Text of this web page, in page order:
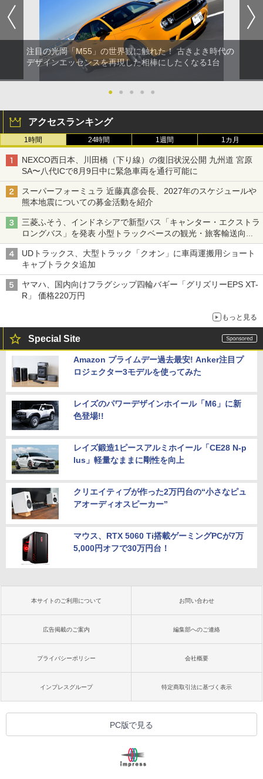
注目の光岡「M55」の世界観に触れた！ 古きよき時代の
デザインエッセンスを再現した相棒にしたくなる1台
● ● ● ● ●
アクセスランキング
1時間 24時間 1週間 1カ月
NEXCO西日本、川田橋（下り線）の復旧状況公開 九州道 宮原
SA〜八代ICで8月9日中に緊急車両を通行可能に
スーパーフォーミュラ 近藤真彦会長、2027年のスケジュールや
熊本地震についての募金活動を紹介
三菱ふそう、インドネシアで新型バス「キャンター・エクストラ
ロングバス」を発表 小型トラックベースの観光・旅客輸送向け
バス
UDトラックス、大型トラック「クオン」に車両運搬用ショート
キャブトラクタ追加
ヤマハ、国内向けフラグシップ四輪バギー「グリズリーEPS XT-
R」 価格220万円
もっと見る
Special Site
Amazon プライムデー過去最安! Anker注目プ
ロジェクター3モデルを使ってみた
レイズのパワーデザインホイール「M6」に新
色登場!!
レイズ鍛造1ピースアルミホイール「CE28 N-p
lus」軽量なままに剛性を向上
クリエイティブが作った2万円台の“小さなピュ
アオーディオスピーカー”
マウス、RTX 5060 Ti搭載ゲーミングPCが7万
5,000円オフで30万円台！
本サイトのご利用について お問い合わせ
広告掲載のご案内 編集部へのご連絡
プライバシーポリシー 会社概要
インプレスグループ 特定商取引法に基づく表示
PC版で見る